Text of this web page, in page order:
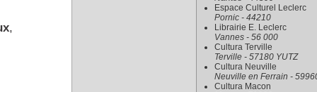
Espace Culturel Leclerc
Pornic - 44210
Librairie E. Leclerc
Vannes - 56 000
Cultura Terville
Terville - 57180 YUTZ
Cultura Neuville
Neuville en Ferrain -
Cultura Macon
,